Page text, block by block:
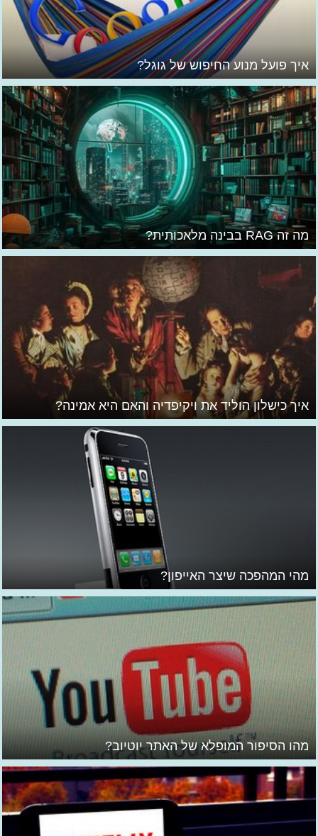
איך פועל מנוע החיפוש של גוגל?
מה זה RAG בבינה מלאכותית?
איך כישלון הוליד את ויקיפדיה והאם היא אמינה?
מהי המהפכה שיצר האייפון?
מהו הסיפור המופלא של האתר יוטיוב?